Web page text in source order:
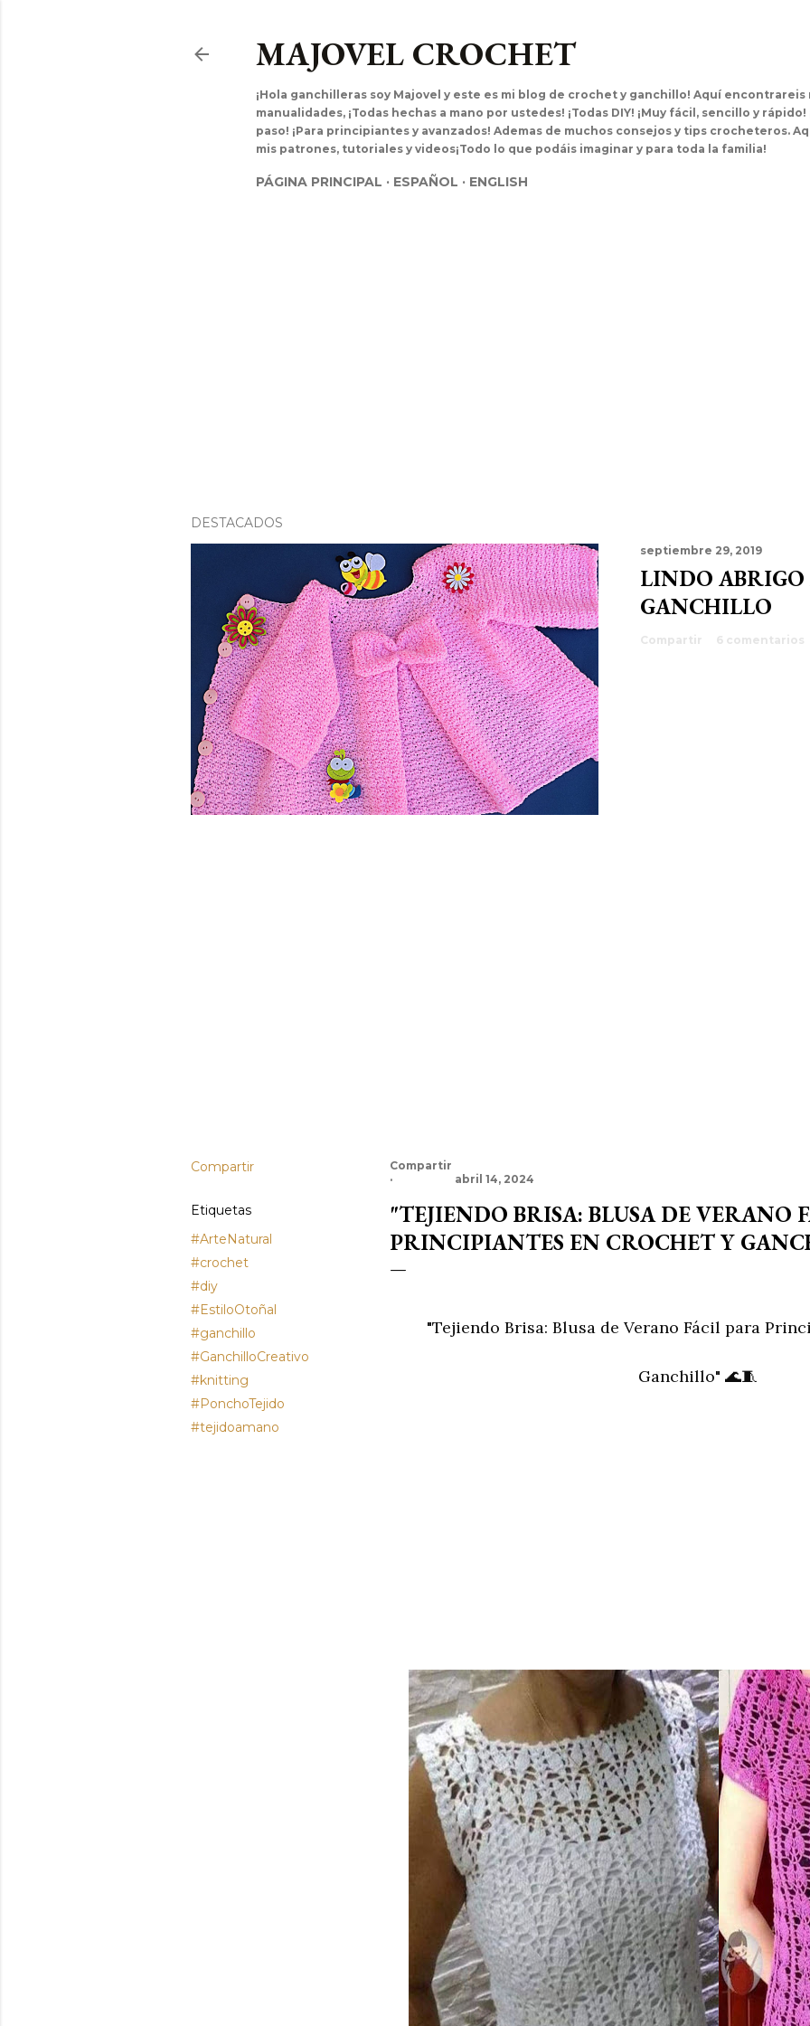
MAJOVEL CROCHET
¡Hola ganchilleras soy Majovel y este es mi blog de crochet y ganchillo! Aquí encontrareis
manualidades, ¡Todas hechas a mano por ustedes! ¡Todas DIY! ¡Muy fácil, sencillo y rápido!
paso! ¡Para principiantes y avanzados! Ademas de muchos consejos y tips crocheteros.
mis patrones, tutoriales y videos¡Todo lo que podáis imaginar y para toda la familia!
PÁGINA PRINCIPAL ESPAÑOL ENGLISH
DESTACADOS
septiembre 29, 2019
LINDO
GANCHILLO
Compartir 6 comentarios
Compartir
Etiquetas
#ArteNatural
#crochet
#diy
#EstiloOtoñal
#ganchillo
#GanchilloCreativo
#knitting
#PonchoTejido
#tejidoamano
Compartir
abril 14, 2024
"TEJIENDO BRISA: BLUSA DE VERANO
PRINCIPIANTES EN CROCHET Y
"Tejiendo Brisa: Blusa de Verano Fácil para
Ganchillo" 🌊🧵